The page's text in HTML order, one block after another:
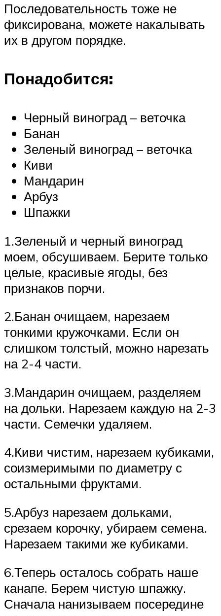
Последовательность тоже не
фиксирована, можете накалывать
их в другом порядке.
Понадобится:
Черный виноград – веточка
Банан
Зеленый виноград – веточка
Киви
Мандарин
Арбуз
Шпажки
1.Зеленый и черный виноград
моем, обсушиваем. Берите только
целые, красивые ягоды, без
признаков порчи.
2.Банан очищаем, нарезаем
тонкими кружочками. Если он
слишком толстый, можно нарезать
на 2-4 части.
3.Мандарин очищаем, разделяем
на дольки. Нарезаем каждую на 2-3
части. Семечки удаляем.
4.Киви чистим, нарезаем кубиками,
соизмеримыми по диаметру с
остальными фруктами.
5.Арбуз нарезаем дольками,
срезаем корочку, убираем семена.
Нарезаем такими же кубиками.
6.Теперь осталось собрать наше
канапе. Берем чистую шпажку.
Сначала нанизываем посередине